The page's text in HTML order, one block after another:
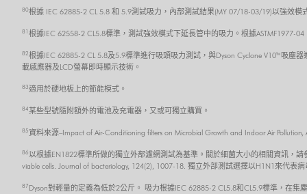
80根據 IEC 62885-2 CL 5.8 和 5.9測試吸力，內部測試結果(MY 07/18-03/19)以強效模
81 根據IEC 62558-2 CL5.8標準，測試強效模式下延長管中的吸力。根據ASTMF1977-
82根據IEC 62885-2 CL 5.8及5.9標準進行吸頭吸力測試，與Dyson Cyclone V10™吸
載感應器及LCD螢幕即時顯示技術。
83適用於硬地板上的節能模式。
84某些型號隨附額外的電池及充電器，又或可獨立購買。
85資料來源–Impact of Air-Conditioning filters on Microbial Growth and Indoor Air
86以根據EN1822標準所做的獨立外部濾網測試為基準。關於細菌大小的相關資訊，請參
viable cells. Journal of bacteriology, 124(2), 1007-18. 獨立外部測試選擇以H1N1來代表
87 Dyson對輕量的定義為低於2公斤。 吸力根據IEC 62885-2 CL5.8和CL5.9標準，在